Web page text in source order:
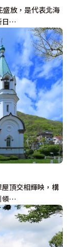
放，是代表北海
日…
頂交相輝映，構
領…